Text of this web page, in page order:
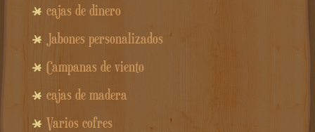
cajas de dinero
Jabones personalizados
Campanas de viento
cajas de madera
Varios cofres